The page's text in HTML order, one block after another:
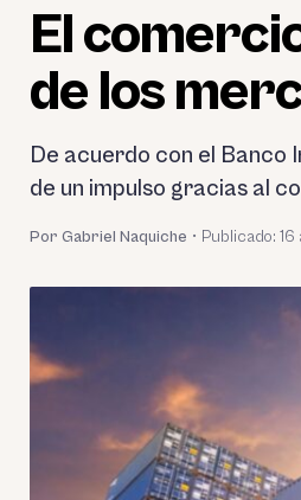
El
de los
De acuerdo con el Banco
de un impulso gracias al
Por Gabriel Naquiche • Publicado: 16